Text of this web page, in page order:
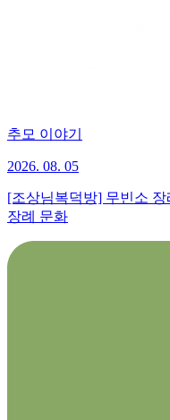
추모 이야기
2026. 08. 05
[조상님복덕방] 무빈소 장
장례 문화